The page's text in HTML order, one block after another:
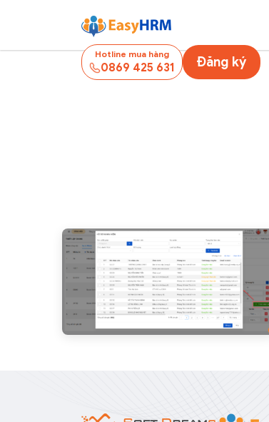
Hotline mua hàng
0869 425 631 Đăng ký